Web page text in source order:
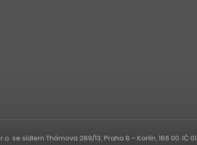
sídlem Thámova 289/13, Praha 8 – Karlín, 186 00. IČ